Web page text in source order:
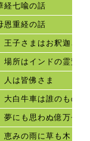
七喩の話
重経の話
さまはお釈迦さま
はインドの霊鷲山
は皆佛さま
牛車は誰のもの
も思わぬ億万長者
の雨に草も木も